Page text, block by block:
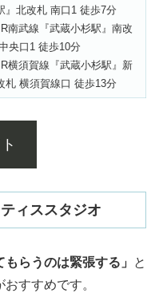
』北改札 南口1 徒歩7分
南武線『武蔵小杉駅』南改
央口1 徒歩10分
横須賀線『武蔵小杉駅』新
札 横須賀線口 徒歩13分
ィススタジオ
らうのは緊張する」
と
おすすめです。